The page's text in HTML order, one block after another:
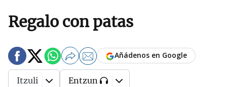
Regalo con patas
Añádenos en Google
Itzuli Entzun